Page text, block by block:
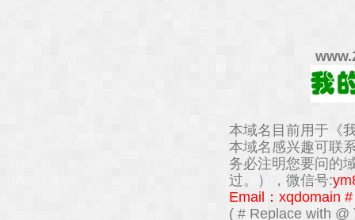
www.
本域名目前用于《
本域名感兴趣可联
务必注明您要问的
过。），微信号:
Email：xqdomain
( # Replace with @